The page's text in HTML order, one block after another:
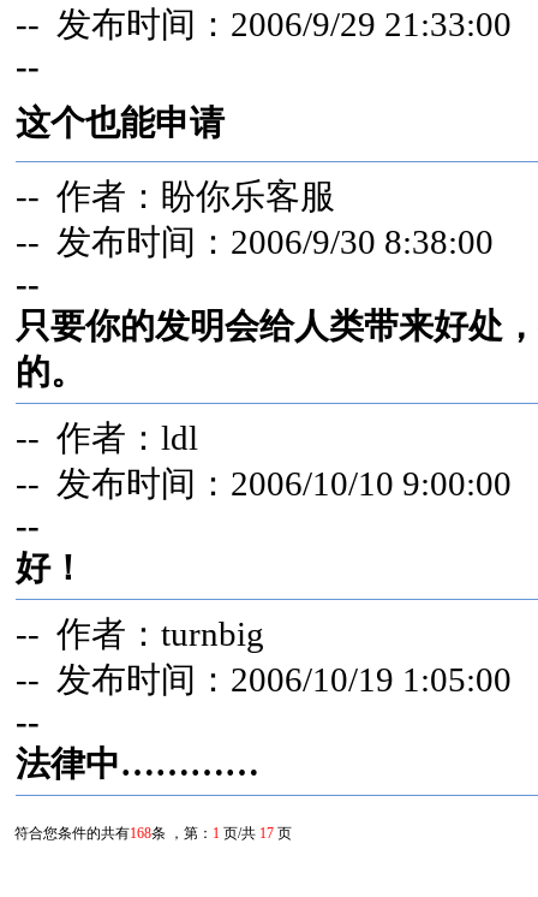
-- 发布时间：2006/9/29 21:33:00
--
这个也能申请
-- 作者：盼你乐客服
-- 发布时间：2006/9/30 8:38:00
--
只要你的发明会给人类带来好处
的。
-- 作者：ldl
-- 发布时间：2006/10/10 9:00:00
--
好！
-- 作者：turnbig
-- 发布时间：2006/10/19 1:05:00
--
法律中…………
符合您条件的共有168条 ，第： 1 页/共 17 页